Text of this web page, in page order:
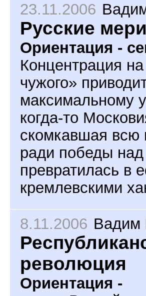
23.11.2006
Русские
Ориентация -
Концентрация
чужого»
максимальному
когда-то
скомкавшая всю
ради победы
превратилась в
кремлевскими
8.11.2006 Вадим
революция
Ориентация -